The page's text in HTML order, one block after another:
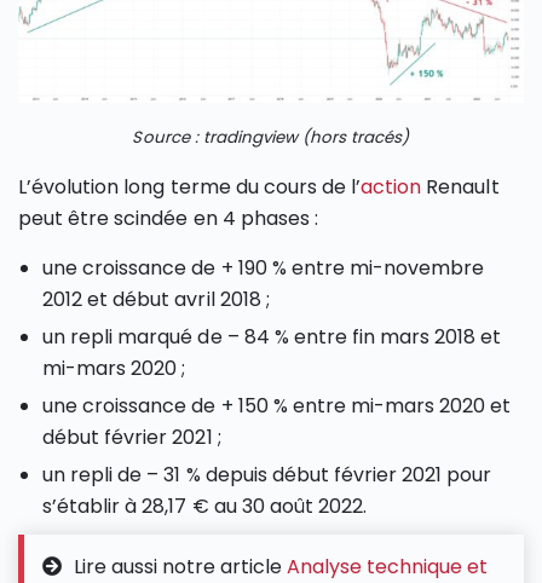
Source : tradingview (hors tracés)
L’évolution long terme du cours de l’action Renault
peut être scindée en 4 phases :
une croissance de + 190 % entre mi-novembre
2012 et début avril 2018 ;
un repli marqué de – 84 % entre fin mars 2018 et
mi-mars 2020 ;
une croissance de + 150 % entre mi-mars 2020 et
début février 2021 ;
un repli de – 31 % depuis début février 2021 pour
s’établir à 28,17 € au 30 août 2022.
Lire aussi notre articleAnalyse technique et